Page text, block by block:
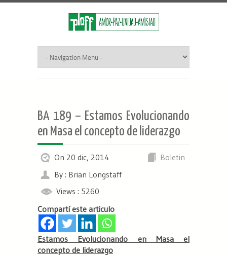
BA 189 – Estamos Evolucionando
en Masa el concepto de liderazgo
On 20 dic, 2014
Boletin
By : Brian Longstaff
Views : 5260
Compartí este articulo
Estamos Evolucionando en Masa el
concepto de liderazgo